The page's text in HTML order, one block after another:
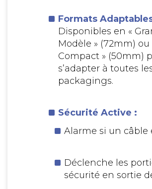
Formats
Disponibles en «
Modèle » (72mm)
Compact » (50mm)
s’adapter à toutes
packagings.
Sécurité Active :
Alarme si un câble
Déclenche les
sécurité en sortie